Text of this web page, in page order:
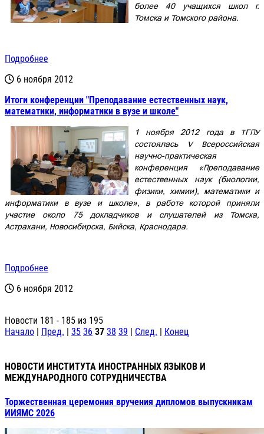
более 40 учащихся школ г.
Томска и Томского района.
Подробнее
6 ноября 2012
Итоги конференции "Преподавание естественных наук,
математики, информатики в вузе и школе"
1 ноября 2012 года в ТГПУ
состоялась V Всероссийская
научно-практическая
конференция «Преподавание
естественных наук (биологии,
физики, химии), математики и
информатики в вузе и школе», в работе которой приняли
участие около 75 докладчиков и слушателей из Томска,
Астрахани, Новосибирска, Бийска, Краснодара.
Подробнее
6 ноября 2012
Новости 181 - 185 из 195
Начало | Пред. | 35 36 37 38 39 | След. | Конец
НОВОСТИ ИНСТИТУТА ИНОСТРАННЫХ ЯЗЫКОВ И
МЕЖДУНАРОДНОГО СОТРУДНИЧЕСТВА
Торжественная церемония вручения дипломов выпускникам
ИИЯМС 2026